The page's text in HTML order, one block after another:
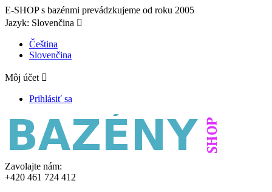
E-SHOP s bazénmi prevádzkujeme od roku 2005
Jazyk: Slovenčina 
Čeština
Slovenčina
Môj účet 
Prihlásiť sa
Zavolajte nám:
+420 461 724 412